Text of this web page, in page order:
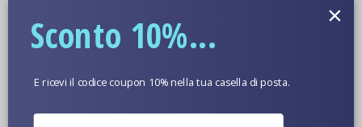
Sconto 10%...
E ricevi il codice coupon 10% nella tua casella di posta.
×